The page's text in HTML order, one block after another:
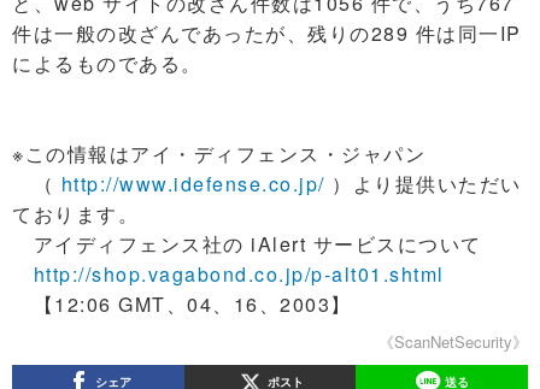
件は一般の改ざんであったが、残りの289 件は同一IP
によるものである。
※この情報はアイ・ディフェンス・ジャパン
（ http://www.idefense.co.jp/ ）より提供いただい
ております。
アイディフェンス社の iAlert サービスについて
http://shop.vagabond.co.jp/p-alt01.shtml
【12:06 GMT、04、16、2003】
《ScanNetSecurity》
シェア ポスト 送る